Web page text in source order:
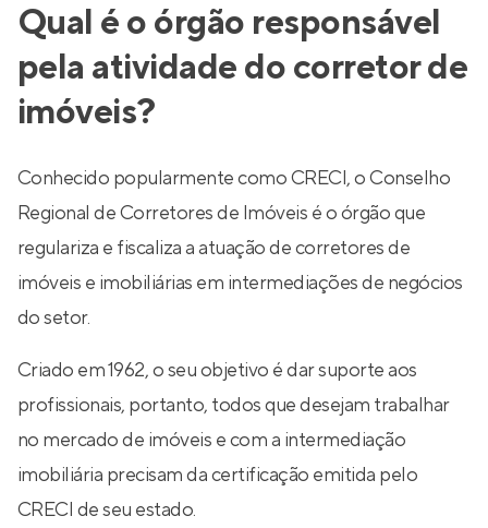
Qual é o órgão responsável
pela atividade do corretor de
imóveis?
Conhecido popularmente como CRECI, o Conselho
Regional de Corretores de Imóveis é o órgão que
regulariza e fiscaliza a atuação de corretores de
imóveis e imobiliárias em intermediações de negócios
do setor.
Criado em 1962, o seu objetivo é dar suporte aos
profissionais, portanto, todos que desejam trabalhar
no mercado de imóveis e com a intermediação
imobiliária precisam da certificação emitida pelo
CRECI de seu estado.